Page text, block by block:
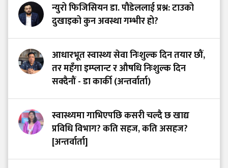
न्युरो फिजिसियन डा. पौडेललाई प्रश्न: टाउको
दुखाइको कुन अवस्था गम्भीर हो?
आधारभूत स्वास्थ्य सेवा निःशुल्क दिन तयार छौं,
तर महँगा इम्प्लान्ट र औषधि निःशुल्क दिन
सक्दैनौं - डा कार्की (अन्तर्वार्ता)
स्वास्थ्यमा गाभिएपछि कसरी चल्दै छ खाद्य
प्रविधि विभाग? कति सहज, कति असहज?
[अन्तर्वार्ता]